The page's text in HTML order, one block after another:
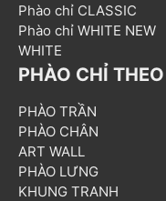
Phào chỉ CLASSIC
Phào chỉ WHITE NEW
WHITE
PHÀO CHỈ
PHÀO TRẦN
PHÀO CHÂN
ART WALL
PHÀO LƯNG
KHUNG TRANH